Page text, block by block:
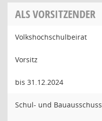
ALS VORSITZENDER
Volkshochschulbeirat
Vorsitz
bis 31.12.2024
Schul- und Bauausschuss